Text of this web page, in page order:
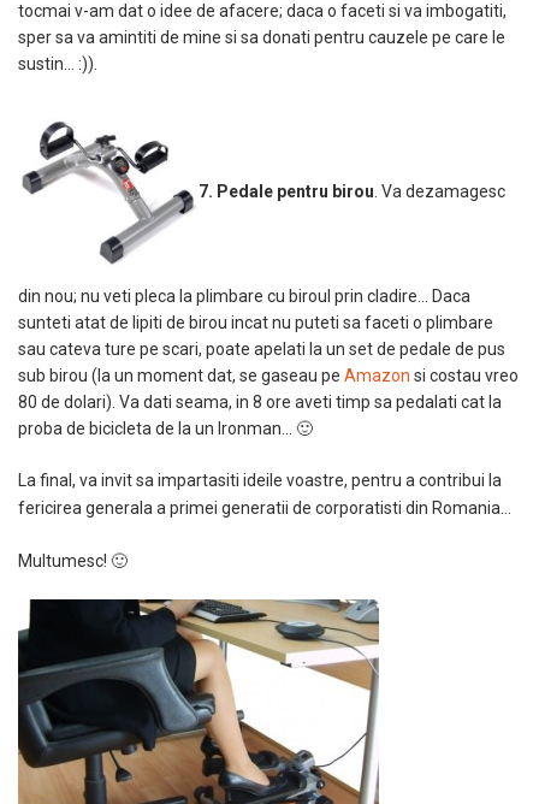
tocmai v-am dat o idee de afacere; daca o faceti si va imbogatiti,
sper sa va amintiti de mine si sa donati pentru cauzele pe care le
sustin… :)).
7. Pedale pentru birou . Va dezamagesc
din nou; nu veti pleca la plimbare cu biroul prin cladire… Daca
sunteti atat de lipiti de birou incat nu puteti sa faceti o plimbare
sau cateva ture pe scari, poate apelati la un set de pedale de pus
sub birou (la un moment dat, se gaseau pe Amazon si costau vreo
80 de dolari). Va dati seama, in 8 ore aveti timp sa pedalati cat la
proba de bicicleta de la un Ironman… 🙂
La final, va invit sa impartasiti ideile voastre, pentru a contribui la
fericirea generala a primei generatii de corporatisti din Romania…
Multumesc! 🙂